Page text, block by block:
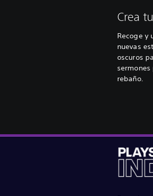
Crea
Recoge y
nuevas
oscuros
rebaño.